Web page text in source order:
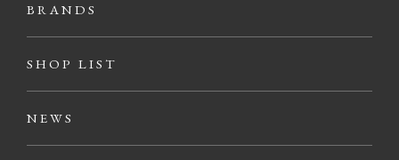
BRANDS
SHOP LIST
NEWS